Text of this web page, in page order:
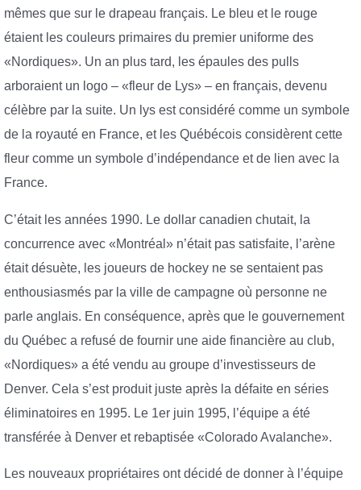
mêmes que sur le drapeau français. Le bleu et le rouge
étaient les couleurs primaires du premier uniforme des
«Nordiques». Un an plus tard, les épaules des pulls
arboraient un logo – «fleur de Lys» – en français, devenu
célèbre par la suite. Un lys est considéré comme un symbole
de la royauté en France, et les Québécois considèrent cette
fleur comme un symbole d’indépendance et de lien avec la
France.
C’était les années 1990. Le dollar canadien chutait, la
concurrence avec «Montréal» n’était pas satisfaite, l’arène
était désuète, les joueurs de hockey ne se sentaient pas
enthousiasmés par la ville de campagne où personne ne
parle anglais. En conséquence, après que le gouvernement
du Québec a refusé de fournir une aide financière au club,
«Nordiques» a été vendu au groupe d’investisseurs de
Denver. Cela s’est produit juste après la défaite en séries
éliminatoires en 1995. Le 1er juin 1995, l’équipe a été
transférée à Denver et rebaptisée «Colorado Avalanche».
Les nouveaux propriétaires ont décidé de donner à l’équipe